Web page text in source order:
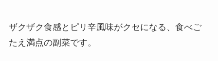
ザクザク食感とピリ辛風味がクセになる、食べご
たえ満点の副菜です。